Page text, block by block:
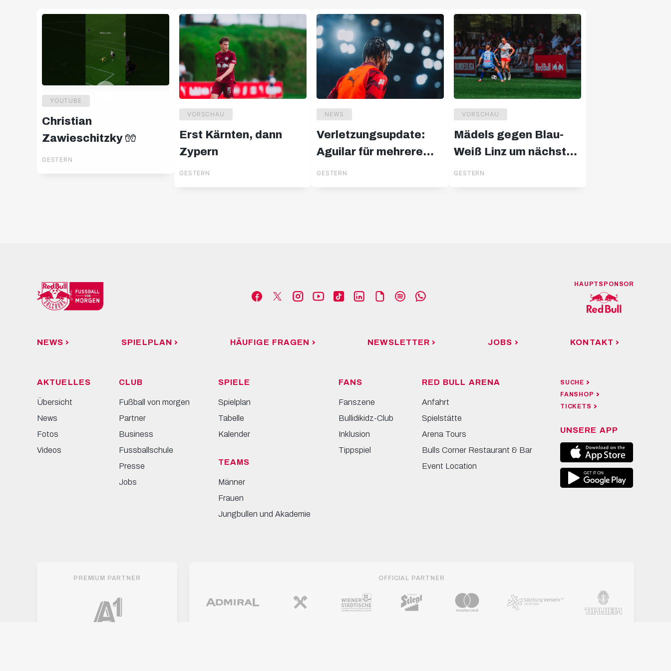
YOUTUBE
Christian
Zawieschitzky 🧤
GESTERN
VORSCHAU
Erst Kärnten, dann
Zypern
GESTERN
NEWS
Verletzungsupdate:
Aguilar für mehrere
Wochen out
GESTERN
VORSCHAU
Mädels gegen Blau-
Weiß Linz um nächsten
Erfolg
GESTERN
HAUPTSPONSOR
NEWS SPIELPLAN HÄUFIGE FRAGEN NEWSLETTER JOBS KONTAKT
AKTUELLES
Übersicht
News
Fotos
Videos
CLUB
Fußball von morgen
Partner
Business
Fussballschule
Presse
Jobs
SPIELE
Spielplan
Tabelle
Kalender
TEAMS
Männer
Frauen
Jungbullen und Akademie
FANS
Fanszene
Bullidikidz-Club
Inklusion
Tippspiel
RED BULL ARENA
Anfahrt
Spielstätte
Arena Tours
Bulls Corner Restaurant & Bar
Event Location
SUCHE
FANSHOP
TICKETS
UNSERE APP
PREMIUM PARTNER OFFICIAL PARTNER